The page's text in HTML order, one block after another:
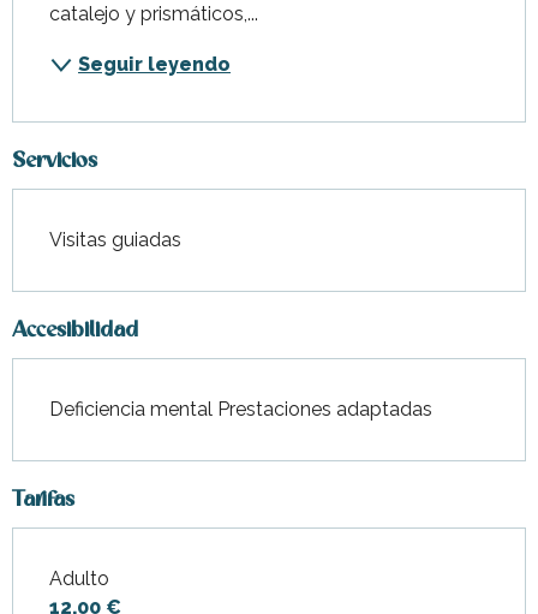
catalejo y prismáticos,...
Seguir leyendo
Servicios
Visitas guiadas
Accesibilidad
Deficiencia mental Prestaciones adaptadas
Tarifas
Tarifas 2026
Adulto
12,00 €